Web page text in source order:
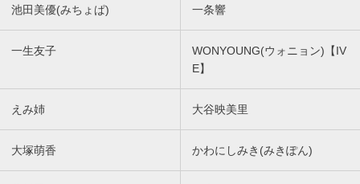
池田美優(みちょぱ) 一条響
一生友子
WONYOUNG(ウォニョン)【IV
E】
えみ姉 大谷映美里
大塚萌香 かわにしみき(みきぽん)